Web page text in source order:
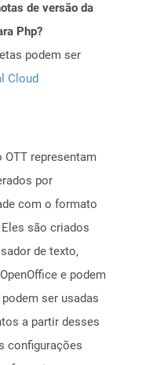
de versão da
Php?
podem ser
Cloud
representam
por
com o formato
são criados
de texto,
e podem
ser usadas
a partir desses
configurações